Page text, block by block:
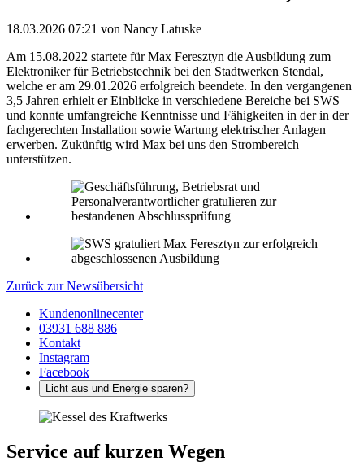
18.03.2026 07:21 von Nancy Latuske
Am 15.08.2022 startete für Max Feresztyn die Ausbildung zum
Elektroniker für Betriebstechnik bei den Stadtwerken Stendal,
welche er am 29.01.2026 erfolgreich beendete. In den vergangenen
3,5 Jahren erhielt er Einblicke in verschiedene Bereiche bei SWS
und konnte umfangreiche Kenntnisse und Fähigkeiten in derin der
fachgerechten Installation sowie Wartung elektrischer Anlagen
erwerben. Zukünftig wird Max bei uns den Strombereich
unterstützen.
Zurück zur Newsübersicht
Kundenonlinecenter
03931 688 886
Kontakt
Instagram
Facebook
Licht aus und Energie sparen?
Service auf kurzen Wegen